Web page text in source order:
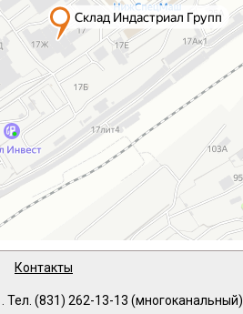
Контакты
. Тел. (831) 262-13-13 (многоканальный)